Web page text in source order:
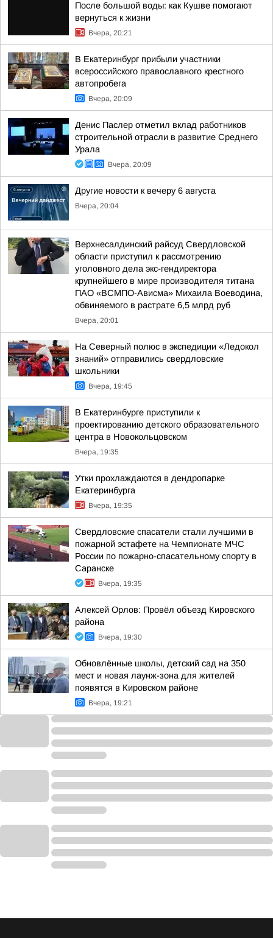
После большой воды: как Кушве помогают
вернуться к жизни
Вчера, 20:21
В Екатеринбург прибыли участники
всероссийского православного крестного
автопробега
Вчера, 20:09
Денис Паслер отметил вклад работников
строительной отрасли в развитие Среднего
Урала
Вчера, 20:09
Другие новости к вечеру 6 августа
Вчера, 20:04
Верхнесалдинский райсуд Свердловской
области приступил к рассмотрению
уголовного дела экс-гендиректора
крупнейшего в мире производителя титана
ПАО «ВСМПО-Ависма» Михаила Воеводина,
обвиняемого в растрате 6,5 млрд руб
Вчера, 20:01
На Северный полюс в экспедиции «Ледокол
знаний» отправились свердловские
школьники
Вчера, 19:45
В Екатеринбурге приступили к
проектированию детского образовательного
центра в Новокольцовском
Вчера, 19:35
Утки прохлаждаются в дендропарке
Екатеринбурга
Вчера, 19:35
Свердловские спасатели стали лучшими в
пожарной эстафете на Чемпионате МЧС
России по пожарно-спасательному спорту в
Саранске
Вчера, 19:35
Алексей Орлов: Провёл объезд Кировского
района
Вчера, 19:30
Обновлённые школы, детский сад на 350
мест и новая лаунж-зона для жителей
появятся в Кировском районе
Вчера, 19:21